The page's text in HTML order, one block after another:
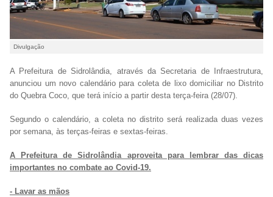
Divulgação
A Prefeitura de Sidrolândia, através da Secretaria de Infraestrutura,
anunciou um novo calendário para coleta de lixo domiciliar no Distrito
do Quebra Coco, que terá início a partir desta terça-feira (28/07).
Segundo o calendário, a coleta no distrito será realizada duas vezes
por semana, às terças-feiras e sextas-feiras.
A Prefeitura de Sidrolândia aproveita para lembrar das dicas
importantes no combate ao Covid-19.
- Lavar as mãos